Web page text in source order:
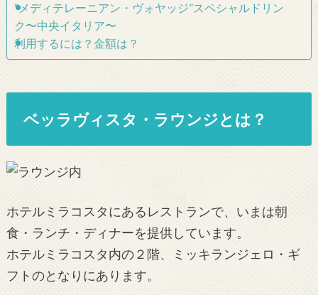
“メディテレーニアン・ヴォヤッジ”スペシャルドリン
ク〜中央イタリア〜
利用するには？金額は？
ベッラヴィスタ・ラウンジとは？
ホテルミラコスタにあるレストランで、いまは朝
食・ランチ・ディナーを提供しています。
ホテルミラコスタ内の２階、ミッキランジェロ・ギ
フトのとなりにあります。